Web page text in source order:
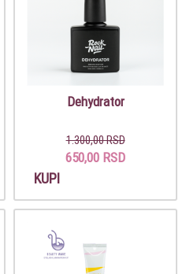
Dehydrator
1.300,00 RSD
650,00 RSD
KUPI